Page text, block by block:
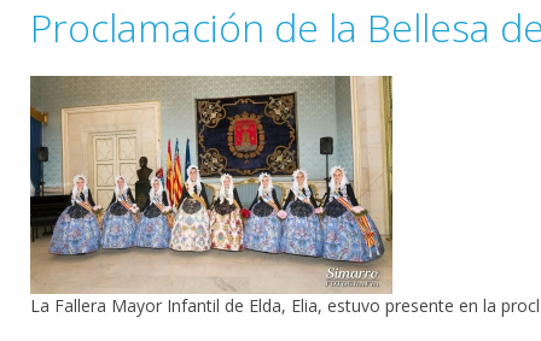
Proclamación de la Bellesa
La Fallera Mayor Infantil de Elda, Elia, estuvo presente en la